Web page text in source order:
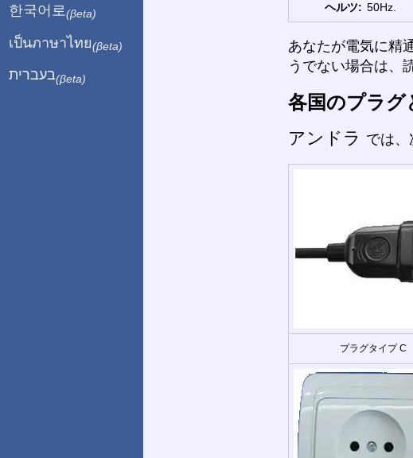
ヘルツ: 50Hz.
あなたが電気に精
うでない場合は、
各国のプラグ
アンドラ では、
プラグタイプ C
한국어로 (βeta)
เป็นภาษาไทย(βeta)
בעברית(βeta)